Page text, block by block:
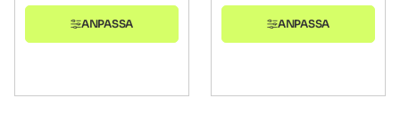
ANPASSA ANPASSA